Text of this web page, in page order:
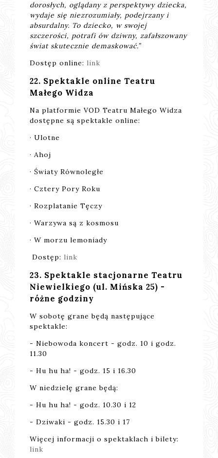
dorosłych, oglądany z perspektywy dziecka,
wydaje się niezrozumiały, podejrzany i
absurdalny. To dziecko, w swojej
szczerości, potrafi ów dziwny, zafałszowany
świat skutecznie demaskować.”
Dostęp online: link
22. Spektakle online Teatru
Małego Widza
Na platformie VOD Teatru Małego Widza
dostępne są spektakle online:
· Ulotne
· Ahoj
· Światy Równoległe
· Cztery Pory Roku
· Rozplatanie Tęczy
· Warzywa są z kosmosu
· W morzu lemoniady
Dostęp: link
23. Spektakle stacjonarne Teatru
Niewielkiego (ul. Mińska 25) -
różne godziny
W sobotę grane będą następujące
spektakle:
- Niebowoda koncert - godz. 10 i godz.
11.30
- Hu hu ha! - godz. 15 i 16.30
W niedzielę grane będą:
- Hu hu ha! - godz. 10.30 i 12
- Dziwaki - godz. 15.30 i 17
Więcej informacji o spektaklach i bilety:
link